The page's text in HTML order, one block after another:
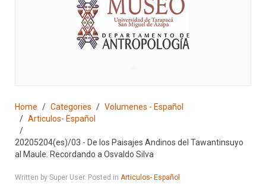
Home Categories
Volumenes - Español
Articulos- Español
20205204(es)/03 - De los Paisajes Andinos del Tawantinsuyo
al Maule. Recordando a Osvaldo Silva
Written by Super User. Posted in Articulos- Español